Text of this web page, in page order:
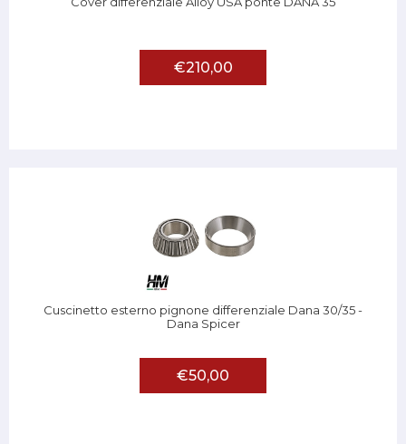
€210,00
Cuscinetto esterno pignone differenziale Dana 30/35 -
Dana Spicer
€50,00